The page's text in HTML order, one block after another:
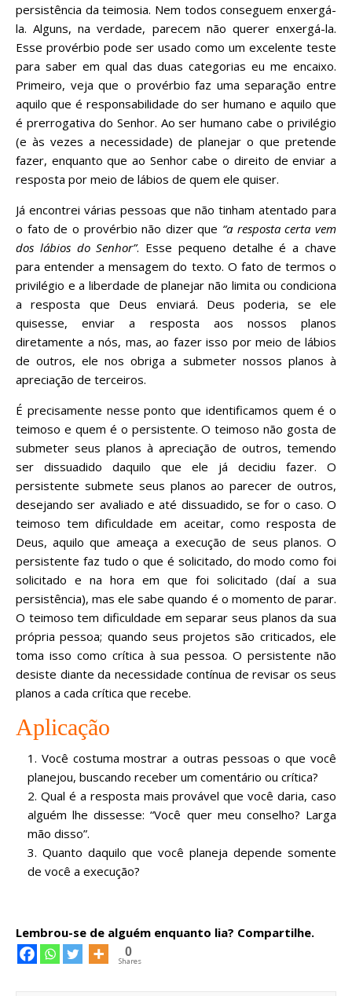
persistência da teimosia. Nem todos conseguem enxergá-
la. Alguns, na verdade, parecem não querer enxergá-la.
Esse provérbio pode ser usado como um excelente teste
para saber em qual das duas categorias eu me encaixo.
Primeiro, veja que o provérbio faz uma separação entre
aquilo que é responsabilidade do ser humano e aquilo que
é prerrogativa do Senhor. Ao ser humano cabe o privilégio
(e às vezes a necessidade) de planejar o que pretende
fazer, enquanto que ao Senhor cabe o direito de enviar a
resposta por meio de lábios de quem ele quiser.
Já encontrei várias pessoas que não tinham atentado para
o fato de o provérbio não dizer que “a resposta certa vem
dos lábios do Senhor”. Esse pequeno detalhe é a chave
para entender a mensagem do texto. O fato de termos o
privilégio e a liberdade de planejar não limita ou condiciona
a resposta que Deus enviará. Deus poderia, se ele
quisesse, enviar a resposta aos nossos planos
diretamente a nós, mas, ao fazer isso por meio de lábios
de outros, ele nos obriga a submeter nossos planos à
apreciação de terceiros.
É precisamente nesse ponto que identificamos quem é o
teimoso e quem é o persistente. O teimoso não gosta de
submeter seus planos à apreciação de outros, temendo
ser dissuadido daquilo que ele já decidiu fazer. O
persistente submete seus planos ao parecer de outros,
desejando ser avaliado e até dissuadido, se for o caso. O
teimoso tem dificuldade em aceitar, como resposta de
Deus, aquilo que ameaça a execução de seus planos. O
persistente faz tudo o que é solicitado, do modo como foi
solicitado e na hora em que foi solicitado (daí a sua
persistência), mas ele sabe quando é o momento de parar.
O teimoso tem dificuldade em separar seus planos da sua
própria pessoa; quando seus projetos são criticados, ele
toma isso como crítica à sua pessoa. O persistente não
desiste diante da necessidade contínua de revisar os seus
planos a cada crítica que recebe.
Aplicação
Você costuma mostrar a outras pessoas o que você
planejou, buscando receber um comentário ou crítica?
Qual é a resposta mais provável que você daria, caso
alguém lhe dissesse: “Você quer meu conselho? Larga
mão disso”.
Quanto daquilo que você planeja depende somente
de você a execução?
Lembrou-se de alguém enquanto lia? Compartilhe.
0
Shares